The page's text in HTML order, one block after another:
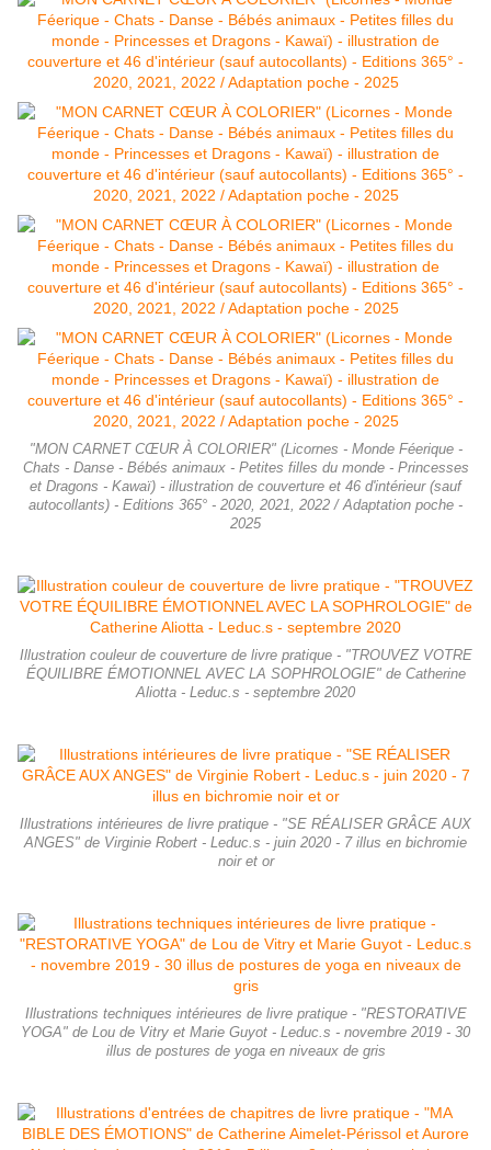
"MON CARNET CŒUR À COLORIER" (Licornes - Monde Féerique -
Chats - Danse - Bébés animaux - Petites filles du monde - Princesses
et Dragons - Kawaï) - illustration de couverture et 46 d'intérieur (sauf
autocollants) - Editions 365° - 2020, 2021, 2022 / Adaptation poche -
2025
Illustration couleur de couverture de livre pratique - "TROUVEZ VOTRE
ÉQUILIBRE ÉMOTIONNEL AVEC LA SOPHROLOGIE" de Catherine
Aliotta - Leduc.s - septembre 2020
Illustrations intérieures de livre pratique - "SE RÉALISER GRÂCE AUX
ANGES" de Virginie Robert - Leduc.s - juin 2020 - 7 illus en bichromie
noir et or
Illustrations techniques intérieures de livre pratique - "RESTORATIVE
YOGA" de Lou de Vitry et Marie Guyot - Leduc.s - novembre 2019 - 30
illus de postures de yoga en niveaux de gris